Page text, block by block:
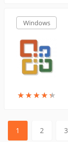
Windows
★★★★★
★★★★★
1 2 3